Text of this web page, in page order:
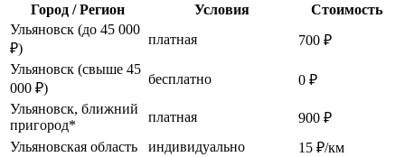
Город / Регион Условия
Стоимость
Ульяновск (до 45 000
₽)
платная
700 ₽
Ульяновск (свыше 45
000 ₽)
бесплатно
0 ₽
Ульяновск, ближний
пригород*
платная
900 ₽
Ульяновская область
индивидуально
15 ₽/км